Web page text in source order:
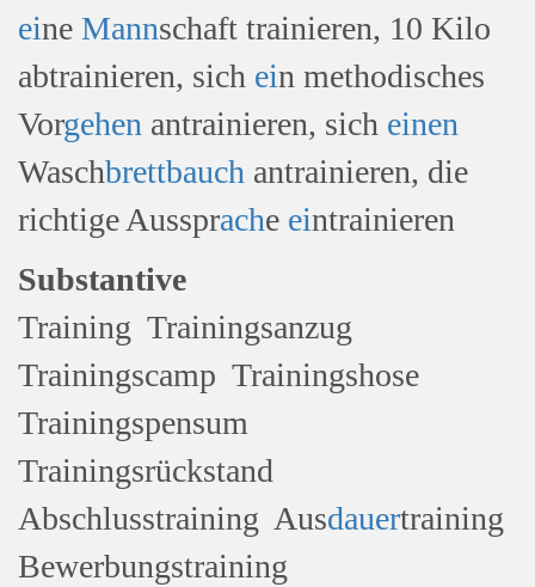
eine Mannschaft trainieren, 10 Kilo
abtrainieren, sich ein methodisches
Vorgehen antrainieren, sich einen
Waschbrettbauch antrainieren, die
richtige Aussprache eintrainieren
Substantive
Training Trainingsanzug
Trainingscamp Trainingshose
Trainingspensum
Trainingsrückstand
Abschlusstraining Ausdauertraining
Bewerbungstraining